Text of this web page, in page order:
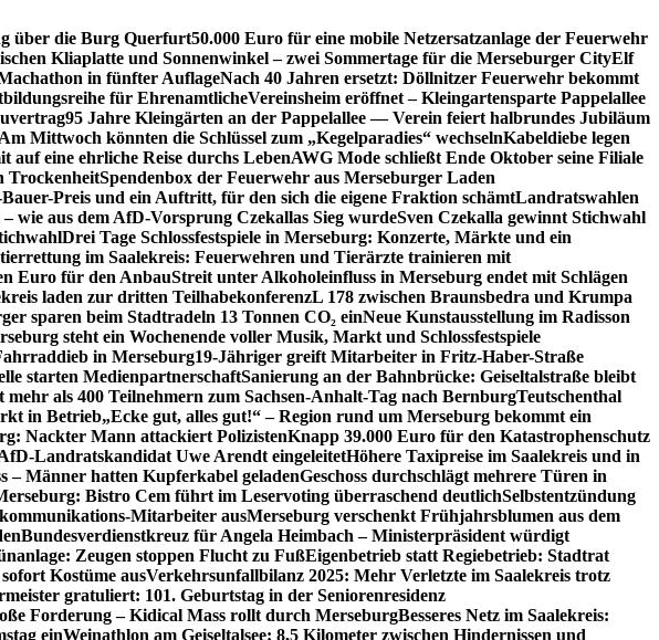
über die Burg Querfurt50.000 Euro für eine mobile Netzersatzanlage der Feuerwehr
Kliaplatte und Sonnenwinkel – zwei Sommertage für die Merseburger CityElf
in fünfter AuflageNach 40 Jahren ersetzt: Döllnitzer Feuerwehr bekommt
für EhrenamtlicheVereinsheim eröffnet – Kleingartensparte Pappelallee
95 Jahre Kleingärten an der Pappelallee — Verein feiert halbrundes Jubiläum
Am Mittwoch könnten die Schlüssel zum „Kegelparadies“ wechselnKabeldiebe legen
auf eine ehrliche Reise durchs LebenAWG Mode schließt Ende Oktober seine Filiale
TrockenheitSpendenbox der Feuerwehr aus Merseburger Laden
Preis und ein Auftritt, für den sich die eigene Fraktion schämtLandratswahlen
wie aus dem AfD-Vorsprung Czekallas Sieg wurdeSven Czekalla gewinnt Stichwahl
Drei Tage Schlossfestspiele in Merseburg: Konzerte, Märkte und ein
im Saalekreis: Feuerwehren und Tierärzte trainieren mit
Euro für den AnbauStreit unter Alkoholeinfluss in Merseburg endet mit Schlägen
laden zur dritten TeilhabekonferenzL 178 zwischen Braunsbedra und Krumpa
sparen beim Stadtradeln 13 Tonnen CO₂ einNeue Kunstausstellung im Radisson
steht ein Wochenende voller Musik, Markt und Schlossfestspiele
in Merseburg19-Jähriger greift Mitarbeiter in Fritz-Haber-Straße
starten MedienpartnerschaftSanierung an der Bahnbrücke: Geiseltalstraße bleibt
mehr als 400 Teilnehmern zum Sachsen-Anhalt-Tag nach BernburgTeutschenthal
in Betrieb„Ecke gut, alles gut!“ – Region rund um Merseburg bekommt ein
Nackter Mann attackiert PolizistenKnapp 39.000 Euro für den Katastrophenschutz
Landratskandidat Uwe Arendt eingeleitetHöhere Taxipreise im Saalekreis und in
– Männer hatten Kupferkabel geladenGeschoss durchschlägt mehrere Türen in
Bistro Cem führt im Leservoting überraschend deutlichSelbstentzündung
Mitarbeiter ausMerseburg verschenkt Frühjahrsblumen aus dem
Bundesverdienstkreuz für Angela Heimbach – Ministerpräsident würdigt
Zeugen stoppen Flucht zu FußEigenbetrieb statt Regiebetrieb: Stadtrat
Kostüme ausVerkehrsunfallbilanz 2025: Mehr Verletzte im Saalekreis trotz
gratuliert: 101. Geburtstag in der Seniorenresidenz
Forderung – Kidical Mass rollt durch MerseburgBesseres Netz im Saalekreis:
einWeinathlon am Geiseltalsee: 8,5 Kilometer zwischen Hindernissen und